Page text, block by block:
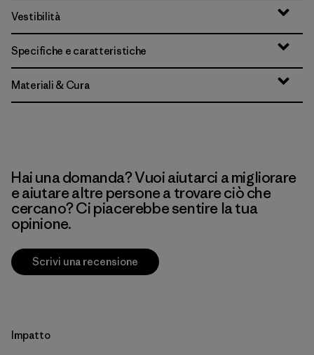
Vestibilità
Specifiche e caratteristiche
Materiali & Cura
Hai una domanda? Vuoi aiutarci a migliorare
e aiutare altre persone a trovare ciò che
cercano? Ci piacerebbe sentire la tua
opinione.
Scrivi una recensione
Impatto